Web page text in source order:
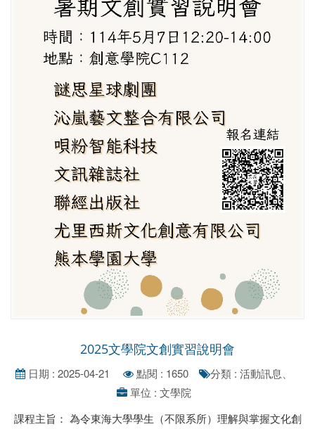
2025文學院文創實習說明會
日期 : 2025-04-21 點閱 : 1650
分類 : 活動訊息、
單位 : 文學院
課程主旨： 為令東海大學學生（不限系所）理解與掌握文化創